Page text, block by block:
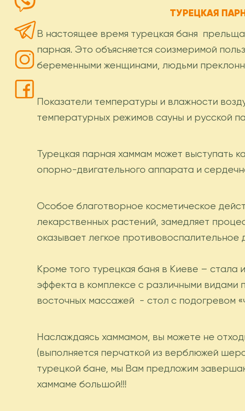
ТУРЕЦКАЯ
В настоящее время турецкая баня
парная. Это объясняется соизмеримой
беременными женщинами, людьми
Показатели температуры и влажности
температурных режимов сауны и русской
Турецкая парная хаммам может выступать
опорно-двигательного аппарата и
Особое благотворное косметическое
лекарственных растений, замедляет
оказывает легкое противовоспалительное
Кроме того турецкая баня в Киеве –
эффекта в комплексе с различными видами
восточных массажей - стол с подогревом
Наслаждаясь хаммамом, вы можете не
(выполняется перчаткой из верблюжей
турецкой бане, мы Вам предложим
хаммаме большой!!!